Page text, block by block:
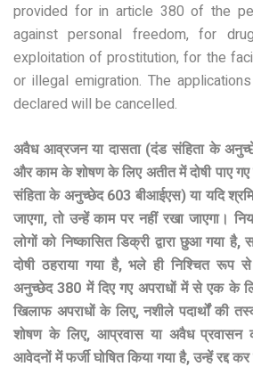
provided for in article 380 of the
against personal freedom, for
exploitation of prostitution, for the
or illegal emigration. The
declared will be cancelled.
अवैध आव्रजन या दासता (दंड संहिता के
और काम के शोषण के लिए अतीत में दोषी पाए
संहिता के अनुच्छेद 603 बीआईएस) या यदि
जाएगा, तो उन्हें काम पर नहीं रखा जाएगा।
लोगों को निष्कासित डिक्री द्वारा छुआ गया
दोषी ठहराया गया है, भले ही निश्चित रूप
अनुच्छेद 380 में दिए गए अपराधों में से एक के
खिलाफ अपराधों के लिए, नशीले पदार्थों की
शोषण के लिए, आप्रवास या अवैध प्रवासन
आवेदनों में फर्जी घोषित किया गया है, उन्हें रद्द कर